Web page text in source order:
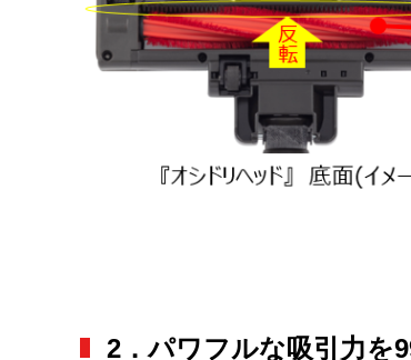
2．パワフルな吸引力を